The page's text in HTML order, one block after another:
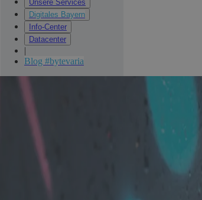
Unsere Services
Digitales Bayern
Info-Center
Datacenter
|
Blog #bytevaria